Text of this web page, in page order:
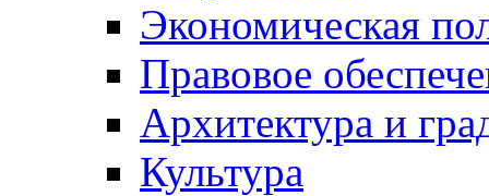
Экономическая
Правовое
Архитектура и
Культура